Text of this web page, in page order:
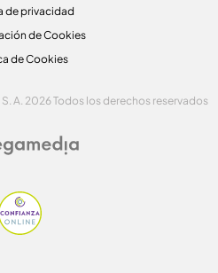
de privacidad
de Cookies
de Cookies
A. 2026 Todos los derechos reservados